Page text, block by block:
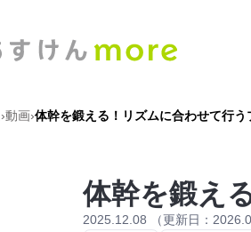
›動画›体幹を鍛える！リズムに合わせて行う
体幹を鍛え
2025.12.08 （更新日：